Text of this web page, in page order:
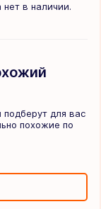
в наличии.
для вас
похожие по